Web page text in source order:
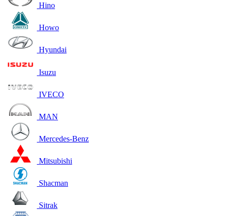
Hino
Howo
Hyundai
Isuzu
IVECO
MAN
Mercedes-Benz
Mitsubishi
Shacman
Sitrak